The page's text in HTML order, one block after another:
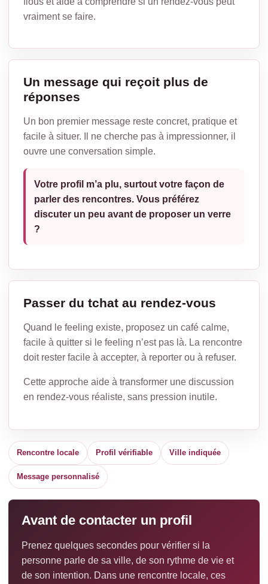
vraiment se faire.
Un message qui reçoit plus de
réponses
Un bon premier message reste concret, pratique et
facile à situer. Il ne cherche pas à impressionner, il
ouvre une conversation simple.
Votre profil m’a plu, surtout votre façon de
parler des rencontres. Vous préférez
discuter un peu avant de proposer un verre
?
Passer du tchat au rendez-vous
Quand le feeling existe, proposez un café calme,
facile à quitter si le feeling n’est pas là. La rencontre
doit rester facile à accepter, à reporter ou à refuser.
Cette approche aide à transformer une discussion
en rendez-vous réaliste, sans pression inutile.
Rencontre locale Profil vérifiable Ville indiquée
Message personnalisé
Avant de contacter un profil
Prenez quelques secondes pour vérifier si la
personne parle de sa ville, de son rythme de vie et
de son intention. Dans une rencontre locale, ces